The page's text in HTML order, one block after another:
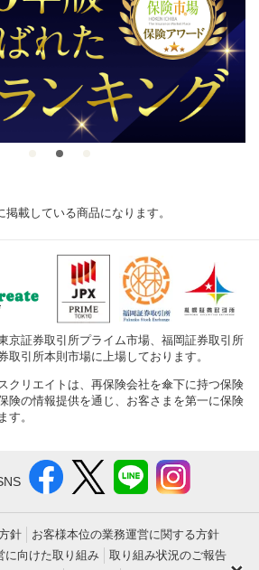
載している商品になります。
京証券取引所プライム市場、福岡証券取引所
取引所本則市場に上場しております。
クリエイトは、再保険会社を傘下に持つ保険
険の情報提供を通じ、お客さまを第一に保険
す。
針
お客様本位の業務運営に関する方針
に向けた取り組み
取り組み状況のご報告